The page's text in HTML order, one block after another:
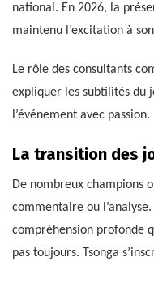
national. En 2026, la
maintenu l’excitation à
Le rôle des consultants
expliquer les subtilités du
l’événement avec passion.
La transition des
De nombreux champions
commentaire ou
compréhension profonde
pas toujours. Tsonga